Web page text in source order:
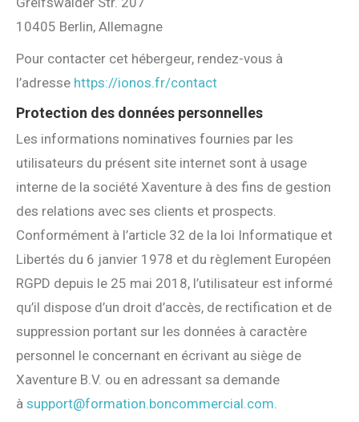
10405 Berlin, Allemagne
Pour contacter cet hébergeur, rendez-vous à
l’adresse https://ionos.fr/contact
Protection des données personnelles
Les informations nominatives fournies par les
utilisateurs du présent site internet sont à usage
interne de la société Xaventure à des fins de gestion
des relations avec ses clients et prospects.
Conformément à l’article 32 de la loi Informatique et
Libertés du 6 janvier 1978 et du règlement Européen
RGPD depuis le 25 mai 2018, l’utilisateur est informé
qu’il dispose d’un droit d’accès, de rectification et de
suppression portant sur les données à caractère
personnel le concernant en écrivant au siège de
Xaventure B.V. ou en adressant sa demande
à support@formation.boncommercial.com.